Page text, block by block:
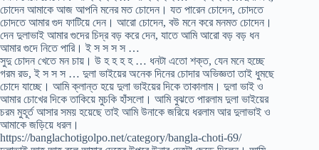
চোদেন আমাকে আজ আপনি মনের মত চোদেন। যত পারেন চোদেন, চোদতে
চোদতে আমার গুদ ফাটিয়ে দেন। আরো চোদেন, বউ মনে করে মনমত চোদেন।
দেন দুলাভাই আমার গুদের চিদ্র বড় করে দেন, যাতে আমি আরো বড় বড় ধন
আমার গুদে নিতে পারি। ই স স স স …
সুদু চোদন খেতে মন চায়। উ হ হ হ হ … ধনটা এতো শক্ত, যেন মনে হচ্ছে
গরম রড, ই স স স … দুলা ভাইয়ের অনেক দিনের চোদার অভিজ্ঞতা তাই ধুমছে
চোদে যাচ্ছে। আমি ক্লান্ত হয়ে দুলা ভাইয়ের দিকে তাকালাম। দুলা ভাই ও
আমার চোখের দিকে তাকিয়ে মুচকি হাঁসলো। আমি বুঝতে পারলাম দুলা ভাইয়ের
চরম মুহূর্ত আসার সময় হয়েছে তাই আমি উনাকে জরিয়ে ধরলাম আর দুলাভাই ও
আমাকে জড়িয়ে ধরল।
https://banglachotigolpo.net/category/bangla-choti-69/